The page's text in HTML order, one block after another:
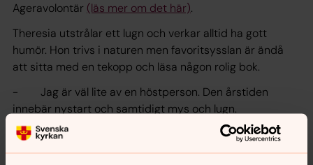
Ageravolontär (läs mer om det här).
Theresia utstrålar ett lugn och verkar alltid ha gott
humör. Hon trivs i naturen men favoritsysslan är ändå
att sitta med en tekopp och läsa någon rolig bok.
- Jag är väl lite av en höstperson. Den årstiden
innebär nystart och samtidigt mys och lugn.
När jag frågar vad Theresia hoppas på framöver
kommer svaret snabbt.